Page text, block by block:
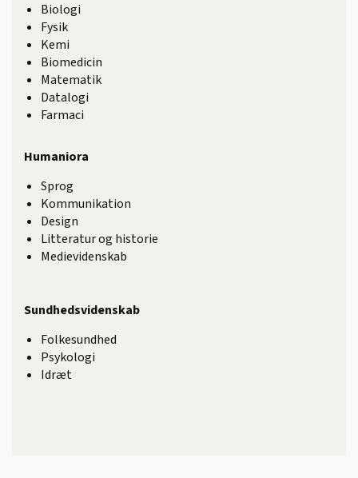
Biologi
Fysik
Kemi
Biomedicin
Matematik
Datalogi
Farmaci
Humaniora
Sprog
Kommunikation
Design
Litteratur og historie
Medievidenskab
Sundhedsvidenskab
Folkesundhed
Psykologi
Idræt